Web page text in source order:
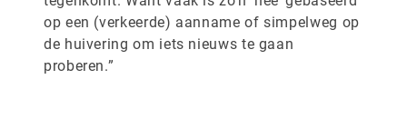
op een (verkeerde) aanname of simpelweg op
de huivering om iets nieuws te gaan
proberen.”